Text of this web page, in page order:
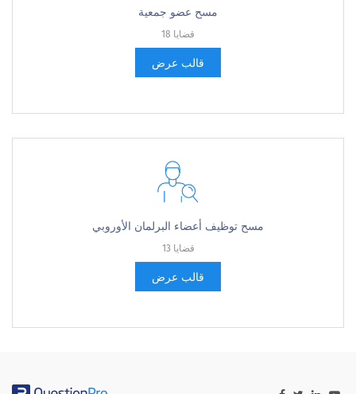
مسح عضو جمعية
18 قضايا
قالب عرض
مسح توظيف أعضاء البرلمان الأوروبي
13 قضايا
قالب عرض